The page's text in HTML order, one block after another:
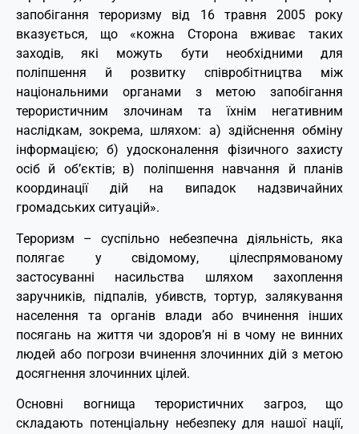
запобігання тероризму від 16 травня 2005 року
вказується, що «кожна Сторона вживає таких
заходів, які можуть бути необхідними для
поліпшення й розвитку співробітництва між
національними органами з метою запобігання
терористичним злочинам та їхнім негативним
наслідкам, зокрема, шляхом: a) здійснення обміну
інформацією; б) удосконалення фізичного захисту
осіб й об’єктів; в) поліпшення навчання й планів
координації дій на випадок надзвичайних
громадських ситуацій».
Тероризм – суспільно небезпечна діяльність, яка
полягає у свідомому, цілеспрямованому
застосуванні насильства шляхом захоплення
заручників, підпалів, убивств, тортур, залякування
населення та органів влади або вчинення інших
посягань на життя чи здоров’я ні в чому не винних
людей або погрози вчинення злочинних дій з метою
досягнення злочинних цілей.
Основні вогнища терористичних загроз, що
складають потенціальну небезпеку для нашої нації,